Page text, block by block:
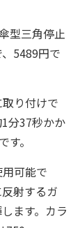
型三角停止
5489円で
り付けで
分37秒かか
。
可能で
射するガ
ます。カラ